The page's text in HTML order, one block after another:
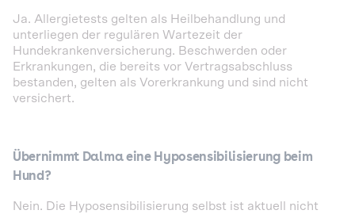
Ja. Allergietests gelten als Heilbehandlung und
unterliegen der regulären Wartezeit der
Hundekrankenversicherung. Beschwerden oder
Erkrankungen, die bereits vor Vertragsabschluss
bestanden, gelten als Vorerkrankung und sind nicht
versichert.
Übernimmt Dalma eine Hyposensibilisierung beim
Hund?
Nein. Die Hyposensibilisierung selbst ist aktuell nicht